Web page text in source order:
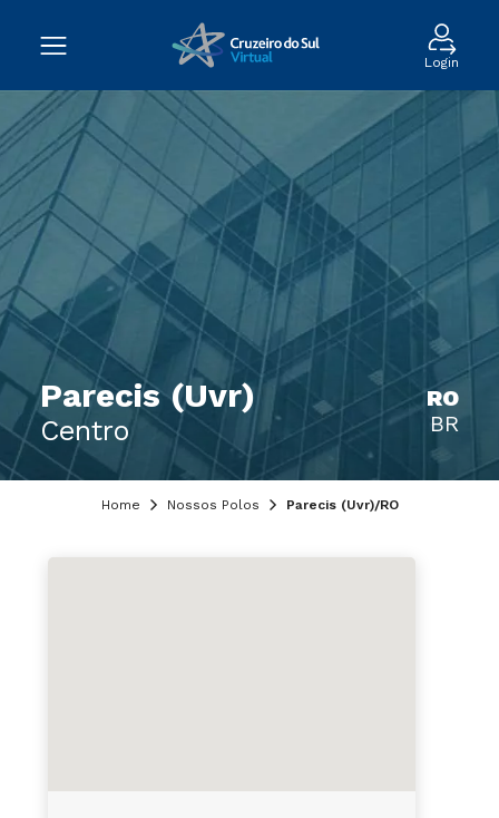
Login
Parecis (Uvr)
Centro
RO
BR
Home Nossos Polos Parecis (Uvr)/RO